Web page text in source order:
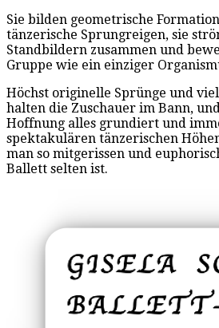
Sie bilden geometrische
tänzerische Sprungreigen, sie
Standbildern zusammen und
Gruppe wie ein einziger
Höchst originelle Sprünge und
halten die Zuschauer im Bann,
Hoffnung alles grundiert und
spektakulären tänzerischen
man so mitgerissen und
Ballett selten ist.